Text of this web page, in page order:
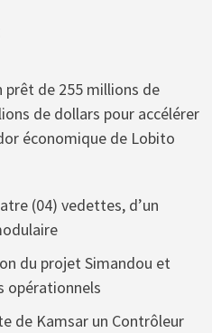
prêt de 255 millions de
de dollars pour accélérer
économique de Lobito
(04) vedettes, d’un
du projet Simandou et
opérationnels
de Kamsar un Contrôleur